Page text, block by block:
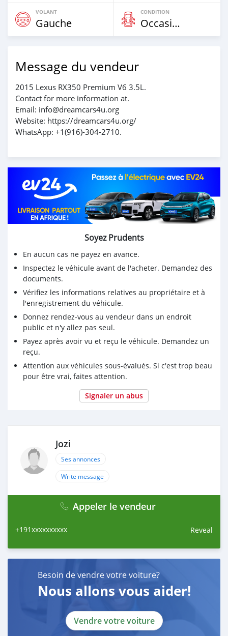
VOLANT
Gauche
CONDITION
Occasion
Message du vendeur
2015 Lexus RX350 Premium V6 3.5L.
Contact for more information at.
Email: info@dreamcars4u.org
Website: https://dreamcars4u.org/
WhatsApp: ‪+1(916)-304-2710‬.
Soyez Prudents
En aucun cas ne payez en avance.
Inspectez le véhicule avant de l'acheter. Demandez des
documents.
Vérifiez les informations relatives au propriétaire et à
l'enregistrement du véhicule.
Donnez rendez-vous au vendeur dans un endroit
public et n'y allez pas seul.
Payez après avoir vu et reçu le véhicule. Demandez un
reçu.
Attention aux véhicules sous-évalués. Si c'est trop beau
pour être vrai, faites attention.
Signaler un abus
Jozi
Ses annonces
Write message
Appeler le vendeur
+191xxxxxxxxxx Reveal
Besoin de vendre votre voiture?
Nous allons vous aider!
Vendre votre voiture